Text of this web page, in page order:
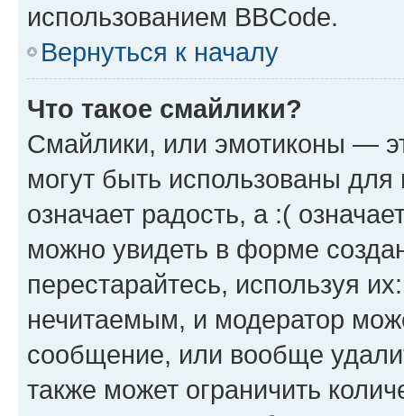
использованием BBCode.
Вернуться к началу
Что такое смайлики?
Смайлики, или эмотиконы —
могут быть использованы
означает радость, а :(
можно увидеть в форме
перестарайтесь, используя
нечитаемым, и модератор
сообщение, или вообще
также может ограничить